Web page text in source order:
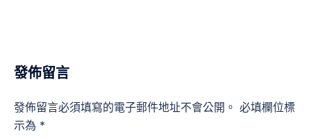
發佈留言
發佈留言必須填寫的電子郵件地址不會公開。 必填欄位標
示為 *